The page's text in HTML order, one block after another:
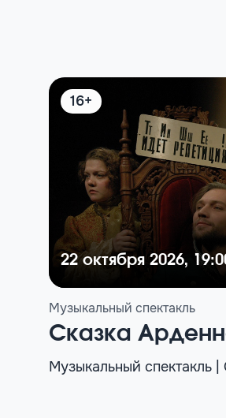
16+
22 октября 2026,
Музыкальный спектакль
Сказка
Музыкальный спектакль |